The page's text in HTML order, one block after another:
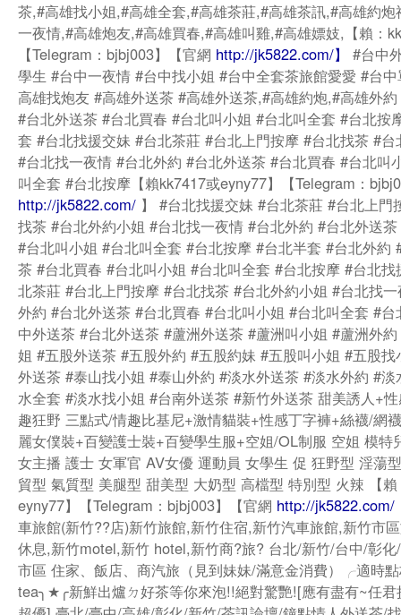
茶,#高雄找小姐,#高雄全套,#高雄茶莊,#高雄茶訊,#高雄約炮
一夜情,#高雄炮友,#高雄買春,#高雄叫雞,#高雄嫖妓,【賴：
【Telegram：bjbj003】【官網 http://jk5822.com/】
#台中
學生 #台中一夜情 #台中找小姐 #台中全套茶旅館愛愛 #台
高雄找炮友 #高雄外送茶 #高雄外送茶,#高雄約炮,#高雄外
#台北外送茶 #台北買春 #台北叫小姐 #台北叫全套 #台北按
套 #台北找援交妹 #台北茶莊 #台北上門按摩 #台北找茶 #台
#台北找一夜情 #台北外約 #台北外送茶 #台北買春 #台北叫
叫全套 #台北按摩【賴kk7417或eyny77】【Telegram：
http://jk5822.com/ 】 #台北找援交妹 #台北茶莊 #台北上門
找茶 #台北外約小姐 #台北找一夜情 #台北外約 #台北外送
#台北叫小姐 #台北叫全套 #台北按摩 #台北半套 #台北外約
茶 #台北買春 #台北叫小姐 #台北叫全套 #台北按摩 #台北找
北茶莊 #台北上門按摩 #台北找茶 #台北外約小姐 #台北找
外約 #台北外送茶 #台北買春 #台北叫小姐 #台北叫全套 #台
中外送茶 #台北外送茶 #蘆洲外送茶 #蘆洲叫小姐 #蘆洲外
姐 #五股外送茶 #五股外約 #五股約妹 #五股叫小姐 #五股找
外送茶 #泰山找小姐 #泰山外約 #淡水外送茶 #淡水外約 #淡
水全套 #淡水找小姐 #台南外送茶 #新竹外送茶 甜美誘人+
趣狂野 三點式/情趣比基尼+激情貓裝+性感丁字褲+絲襪/網
麗女僕裝+百變護士裝+百變學生服+空姐/OL制服 空姐 模特
女主播 護士 女軍官 AV女優 運動員 女學生 促 狂野型 淫蕩
貿型 氣質型 美腿型 甜美型 大奶型 高檔型 特別型 火辣 【
eyny77】【Telegram：bjbj003】【官網 http://jk5822.com/
車旅館(新竹??店)新竹旅館,新竹住宿,新竹汽車旅館,新竹市
休息,新竹motel,新竹 hotel,新竹商?旅? 台北/新竹/台中/彰
市區 住家、飯店、商汽旅（見到妹妹/滿意金消費）╭適時
tea╮★╭新鮮出爐ㄉ好茶等你來泡!!絕對驚艷![應有盡有~任